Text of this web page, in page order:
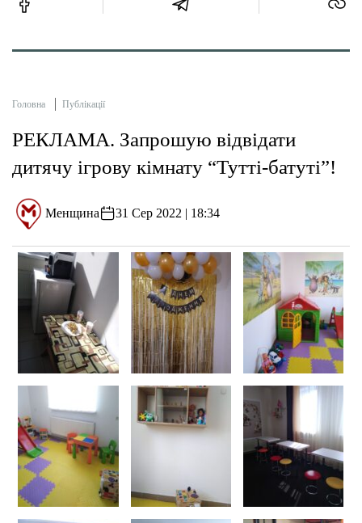
Головна Публікації
РЕКЛАМА. Запрошую відвідати
дитячу ігрову кімнату “Тутті-батуті”!
Менщина 31 Сер 2022 | 18:34